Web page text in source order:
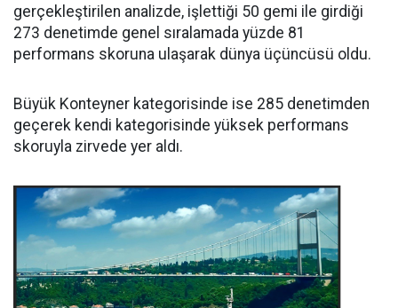
gerçekleştirilen analizde, işlettiği 50 gemi ile girdiği
273 denetimde genel sıralamada yüzde 81
performans skoruna ulaşarak dünya üçüncüsü oldu.
Büyük Konteyner kategorisinde ise 285 denetimden
geçerek kendi kategorisinde yüksek performans
skoruyla zirvede yer aldı.